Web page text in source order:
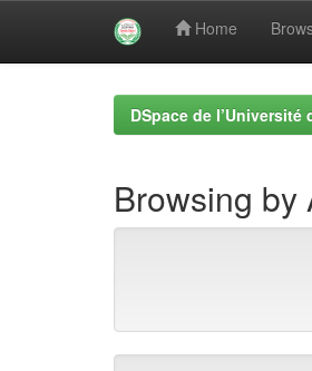
Home
DSpace de l’Université